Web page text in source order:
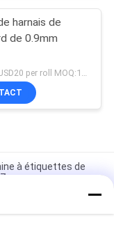
harnais de
de 0.9mm
USD15~USD20 per roll MOQ:18 Rolls
à étiquettes de
de résistance